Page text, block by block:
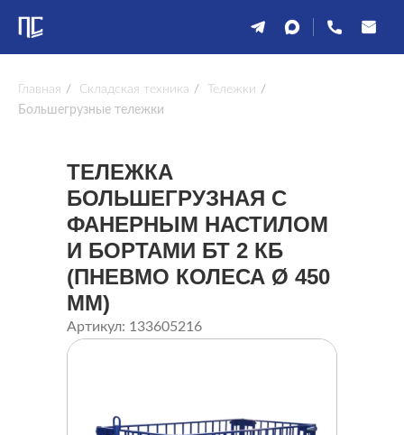
Главная / Складская техника / Тележки /
Большегрузные тележки
ТЕЛЕЖКА
БОЛЬШЕГРУЗНАЯ С
ФАНЕРНЫМ НАСТИЛОМ
И БОРТАМИ БТ 2 КБ
(ПНЕВМО КОЛЕСА Ø 450
ММ)
Артикул: 133605216